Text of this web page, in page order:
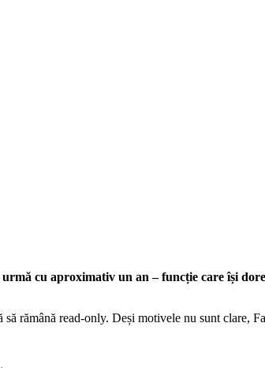
cu aproximativ un an – funcție care își
rămână read-only. Deși motivele nu sunt clare,